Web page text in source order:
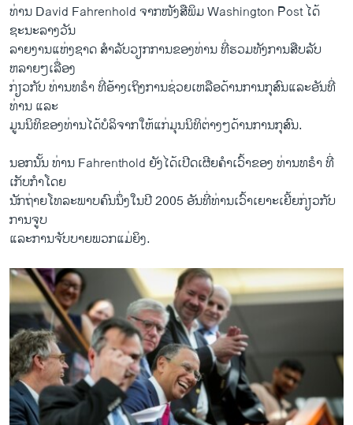
ທ່ານ David Fahrenhold ຈາກ​ໜັງສືພິມ Washington Post ​ໄດ້
ຊະນະ​ລາງວັນ​
ລາຍ​ງານ​ແຫ່ງ​ຊາດ ສຳລັບວຽກ​ການ​ຂອງ​ທ່ານ ທີ່​ຮວມທັງການ​ສືບ​ລັບ​
ຫລາຍໆ​ເລື່ອງ
ກ່ຽວກັບ ທ່ານ​ທຣໍາ ທີ່​ອ້າງ​ເຖິງກາ​ນຊ່ວຍ​ເຫລືອດ້ານການກຸສົນ​ແລະ​ອັນ​ທີ່
ທ່ານ ​ແລະ​
ມູນ​ນິທິ​ຂອງ​ທ່ານ​ໄດ້​ບໍລິຈາກ​ໃຫ້​ແກ່​ມຸນ​ນິທິຕ່າງໆດ້ານການກຸສົນ.
ນອກນັ້ນ ທ່ານ Fahrenthold ຍັງ​ໄດ້​ເປີດ​ເຜີຍ​ຄໍາ​ເວົ້າ​ຂອງ ທ່ານ​ທຣໍາ ທີ່​
ເກັບ​ກຳ​ໂດຍ
​ນັກ​ຖ່າຍໂທລະພາບຄົນ​ນຶ່ງ​ໃນ​ປີ 2005 ອັນ​ທີ່​ທ່ານ​ເວົ້າເຍາະ​ເຍີ້​ຍກ່ຽວ​ກັບ​
ການ​ຈູບ ​
ແລະ​ການຈັບບາຍພວກ​ແມ່ຍິງ.